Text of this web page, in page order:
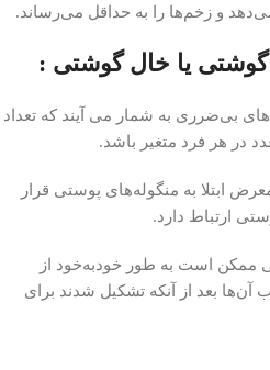
و زخم‌ها را به حداقل می‌رساند.
گوشتی یا خال گوشتی :
بی‌ضرری به شمار می آیند که تعداد
در هر فرد متغیر باشد.
ابتلا به منگوله‌های پوستی قرار
ارتباط دارد.
ممکن است به طور خودبه‌خود از
آن‌ها بعد از آنکه تشکیل شدند برای